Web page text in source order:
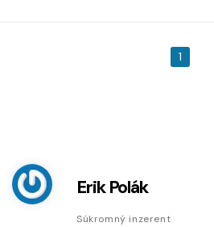
1
Erik Polák
Súkromný inzerent